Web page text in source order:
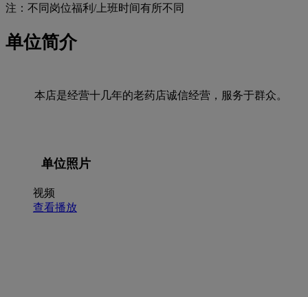
注：不同岗位福利/上班时间有所不同
单位简介
本店是经营十几年的老药店诚信经营，服务于群众。
单位照片
视频
查看播放